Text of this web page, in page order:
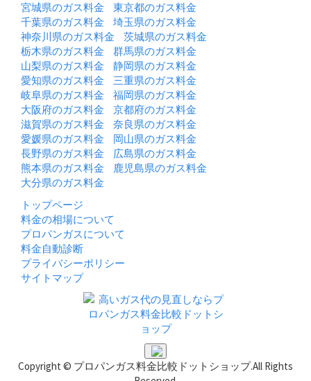
宮城県のガス料金
東京都のガス料金
千葉県のガス料金
埼玉県のガス料金
神奈川県のガス料金
茨城県のガス料金
栃木県のガス料金
群馬県のガス料金
山梨県のガス料金
静岡県のガス料金
愛知県のガス料金
三重県のガス料金
岐阜県のガス料金
福岡県のガス料金
大阪府のガス料金
京都府のガス料金
滋賀県のガス料金
奈良県のガス料金
愛媛県のガス料金
岡山県のガス料金
長野県のガス料金
広島県のガス料金
熊本県のガス料金
鹿児島県のガス料金
大分県のガス料金
トップページ
料金の相場について
プロパンガスについて
料金自動診断
プライバシーポリシー
サイトマップ
Copyright © プロパンガス料金比較ドットショップ.All Rights